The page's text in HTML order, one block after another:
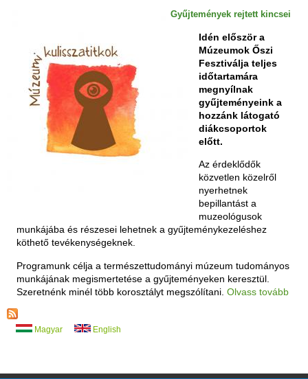
Gyűjtemények rejtett kincsei
Idén először a
Múzeumok Őszi
Fesztiválja teljes
időtartamára
megnyílnak
gyűjteményeink a
hozzánk látogató
diákcsoportok
előtt.
Az érdeklődők
közvetlen közelről
nyerhetnek
bepillantást a
muzeológusok
munkájába és részesei lehetnek a gyűjteménykezeléshez
köthető tevékenységeknek.
Programunk célja a természettudományi múzeum tudományos
munkájának megismertetése a gyűjteményeken keresztül.
Szeretnénk minél több korosztályt megszólítani.Olvass tovább
Magyar English